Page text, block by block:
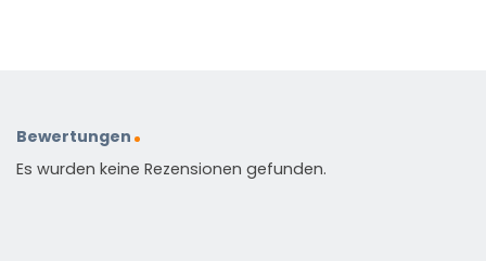
Bewertungen
Es wurden keine Rezensionen gefunden.